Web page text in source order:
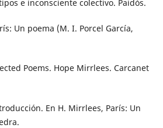
e inconsciente colectivo. Paidós.
Un poema (M. I. Porcel García,
Poems. Hope Mirrlees. Carcanet
En H. Mirrlees, París: Un